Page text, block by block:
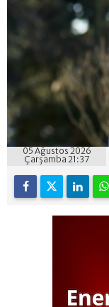
05 Ağustos 2026
Çarşamba 21:37